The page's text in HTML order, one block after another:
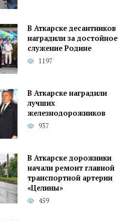
В Аткарске десантников
наградили за достойное
служение Родине
1197
В Аткарске наградили
лучших
железнодорожников
937
В Аткарске дорожники
начали ремонт главной
транспортной артерии
«Целины»
459